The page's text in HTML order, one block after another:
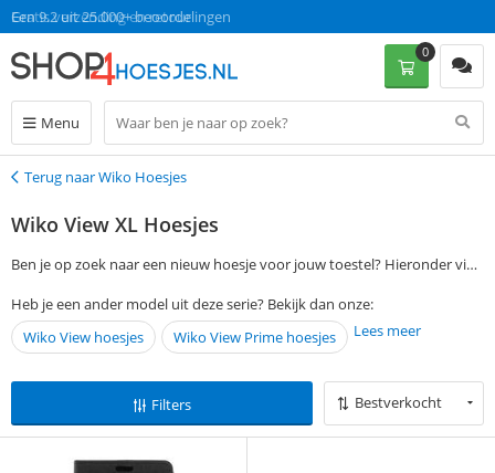
Gratis verzending en retour
Een 9.2 uit 25.000+ beoordelingen
Menu
0
Terug
Terug naar Wiko Hoesjes
Wiko View XL Hoesjes
Ben je op zoek naar een nieuw hoesje voor jouw toestel? Hieronder vind
bezorgen we jouw bestelling de volgende dag al thuis, zonder
verzendkosten!
Heb je een ander model uit deze serie? Bekijk dan onze:
Wiko View hoesjes
Wiko View Prime hoesjes Lees meer
Filters Bestverkocht